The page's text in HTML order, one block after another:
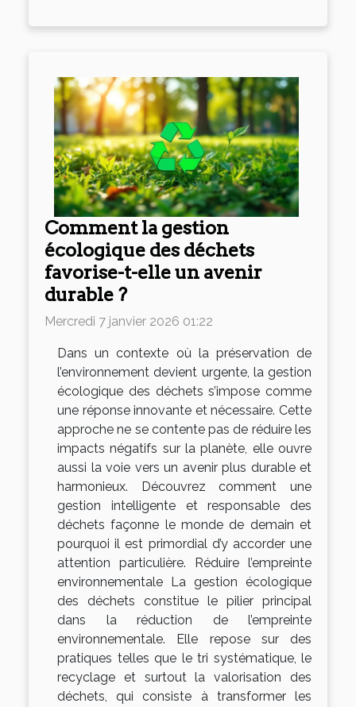
Comment la gestion
écologique des déchets
favorise-t-elle un avenir
durable ?
Mercredi 7 janvier 2026 01:22
Dans un contexte où la préservation de
l’environnement devient urgente, la gestion
écologique des déchets s’impose comme
une réponse innovante et nécessaire. Cette
approche ne se contente pas de réduire les
impacts négatifs sur la planète, elle ouvre
aussi la voie vers un avenir plus durable et
harmonieux. Découvrez comment une
gestion intelligente et responsable des
déchets façonne le monde de demain et
pourquoi il est primordial d’y accorder une
attention particulière. Réduire l’empreinte
environnementale La gestion écologique
des déchets constitue le pilier principal
dans la réduction de l’empreinte
environnementale. Elle repose sur des
pratiques telles que le tri systématique, le
recyclage et surtout la valorisation des
déchets, qui consiste à transformer les